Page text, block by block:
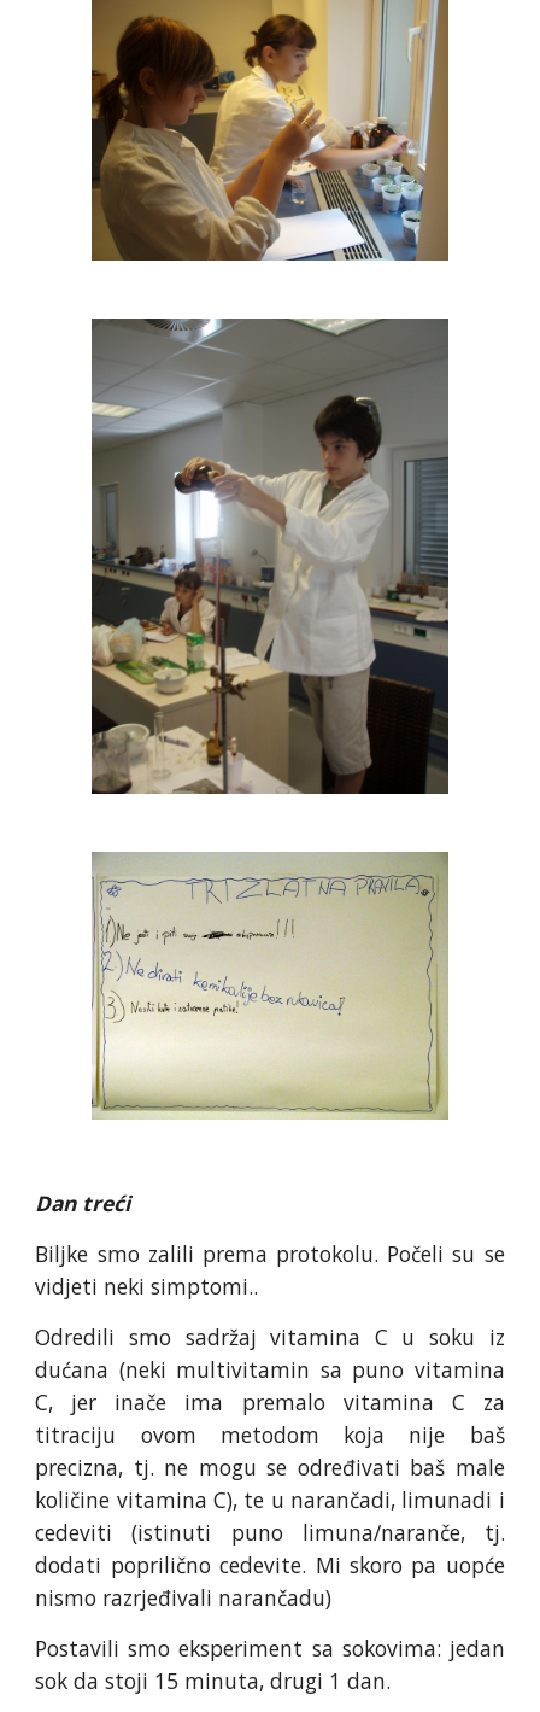
Dan treći
Biljke smo zalili prema protokolu. Počeli su se
vidjeti neki simptomi..
Odredili smo sadržaj vitamina C u soku iz
dućana (neki multivitamin sa puno vitamina
C, jer inače ima premalo vitamina C za
titraciju ovom metodom koja nije baš
precizna, tj. ne mogu se određivati baš male
količine vitamina C), te u narančadi, limunadi i
cedeviti (istinuti puno limuna/naranče, tj.
dodati poprilično cedevite. Mi skoro pa uopće
nismo razrjeđivali narančadu)
Postavili smo eksperiment sa sokovima: jedan
sok da stoji 15 minuta, drugi 1 dan.